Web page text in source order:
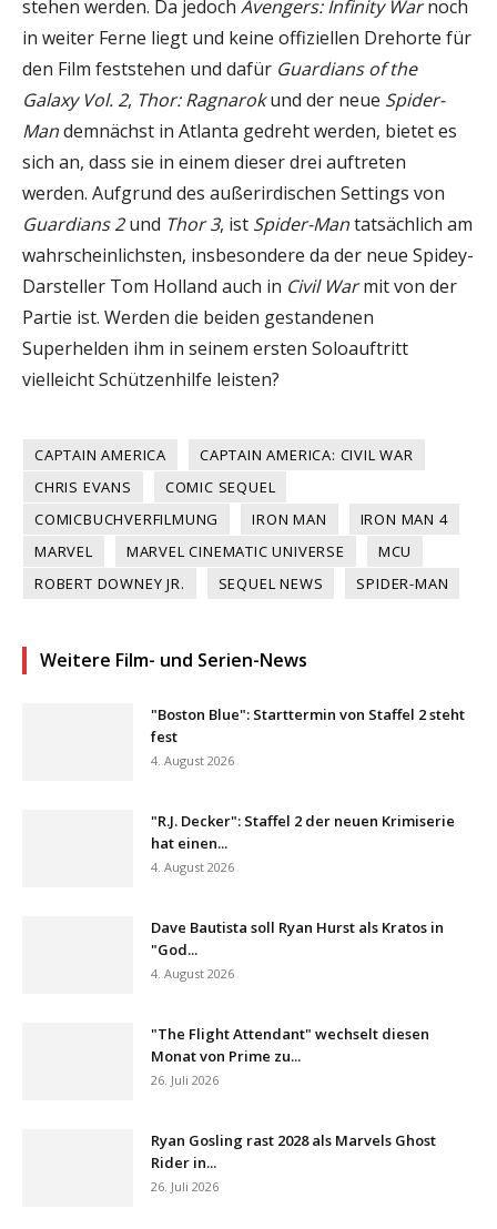
stehen werden. Da jedoch Avengers: Infinity Warnoch
in weiter Ferne liegt und keine offiziellen Drehorte für
den Film feststehen und dafür Guardians of the
Galaxy Vol. 2, Thor: Ragnarokund der neue Spider-
Mandemnächst in Atlanta gedreht werden, bietet es
sich an, dass sie in einem dieser drei auftreten
werden. Aufgrund des außerirdischen Settings von
Guardians 2und Thor 3, ist Spider-Mantatsächlich am
wahrscheinlichsten, insbesondere da der neue Spidey-
Darsteller Tom Holland auch in Civil Warmit von der
Partie ist. Werden die beiden gestandenen
Superhelden ihm in seinem ersten Soloauftritt
vielleicht Schützenhilfe leisten?
CAPTAIN AMERICA
CAPTAIN AMERICA: CIVIL WAR
CHRIS EVANS
COMIC SEQUEL
COMICBUCHVERFILMUNG
IRON MAN
IRON MAN 4
MARVEL
MARVEL CINEMATIC UNIVERSE
MCU
ROBERT DOWNEY JR.
SEQUEL NEWS SPIDER-MAN
Weitere Film- und Serien-News
"Boston Blue": Starttermin von Staffel 2 steht
fest
4. August 2026
"R.J. Decker": Staffel 2 der neuen Krimiserie
hat einen...
4. August 2026
Dave Bautista soll Ryan Hurst als Kratos in
"God...
4. August 2026
"The Flight Attendant" wechselt diesen
Monat von Prime zu...
26. Juli 2026
Ryan Gosling rast 2028 als Marvels Ghost
Rider in...
26. Juli 2026